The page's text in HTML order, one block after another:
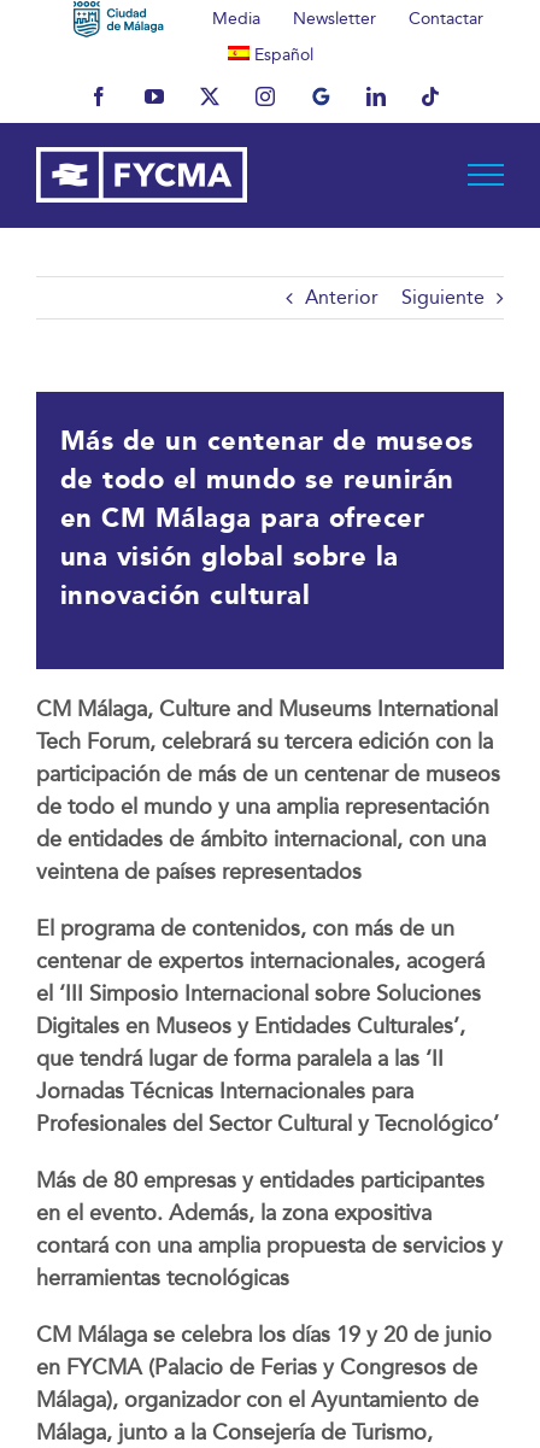
Media Newsletter
Contactar
Español
FacebookYouTubeX InstagramMyBusinessLinkedInTiktok
Anterior Siguiente
Más de un centenar de museos
de todo el mundo se reunirán
en CM Málaga para ofrecer
una visión global sobre la
innovación cultural
CM Málaga, Culture and Museums International
Tech Forum, celebrará su tercera edición con la
participación de más de un centenar de museos
de todo el mundo y una amplia representación
de entidades de ámbito internacional, con una
veintena de países representados
El programa de contenidos, con más de un
centenar de expertos internacionales, acogerá
el ‘III Simposio Internacional sobre Soluciones
Digitales en Museos y Entidades Culturales’,
que tendrá lugar de forma paralela a las ‘II
Jornadas Técnicas Internacionales para
Profesionales del Sector Cultural y Tecnológico’
Más de 80 empresas y entidades participantes
en el evento. Además, la zona expositiva
contará con una amplia propuesta de servicios y
herramientas tecnológicas
CM Málaga se celebra los días 19 y 20 de junio
en FYCMA (Palacio de Ferias y Congresos de
Málaga), organizador con el Ayuntamiento de
Málaga, junto a la Consejería de Turismo,